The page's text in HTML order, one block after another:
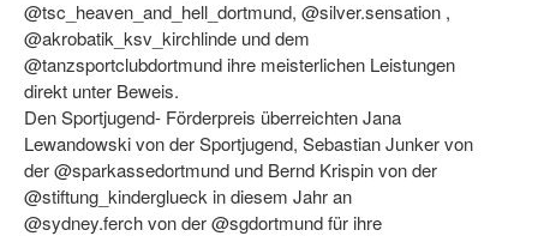
@tsc_heaven_and_hell_dortmund, @silver.sensation ,
@akrobatik_ksv_kirchlinde und dem
@tanzsportclubdortmund ihre meisterlichen Leistungen
direkt unter Beweis.
Den Sportjugend- Förderpreis überreichten Jana
Lewandowski von der Sportjugend, Sebastian Junker von
der @sparkassedortmund und Bernd Krispin von der
@stiftung_kinderglueck in diesem Jahr an
@sydney.ferch von der @sgdortmund für ihre